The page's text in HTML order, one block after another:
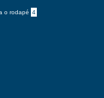
o rodapé 4